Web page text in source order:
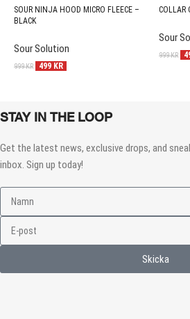
SOUR NINJA HOOD MICRO FLEECE –
BLACK
Sour Solution
999KR 499 KR
COLLAR
Sour
999KR
STAY IN THE LOOP
Get the latest news, exclusive drops, and
inbox. Sign up today!
Skicka